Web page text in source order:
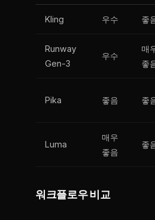
Kling 우수 좋
Runway
Gen-3
우수
매
좋
Pika 좋음 좋
Luma
매우
좋음
좋
워크플로우 비교